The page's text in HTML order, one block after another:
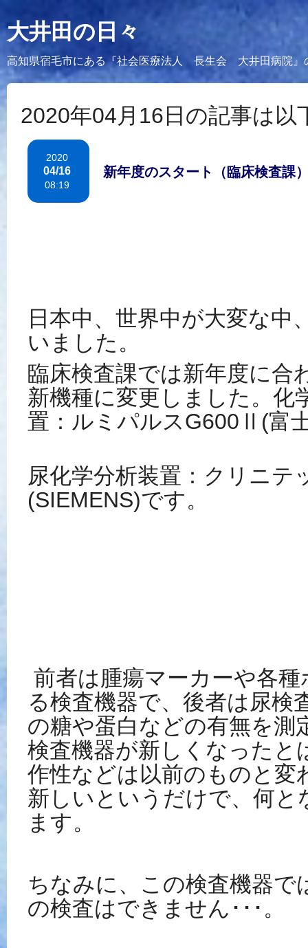
大井田の日々
高知県宿毛市にある『社会医療法人 長生会 大井田病院』
2020年04月16日の記事は以
新年度のスタート（臨床検査課
2020
04/16
08:19
日本中、世界中が大変な中
いました。
臨床検査課では新年度に合
新機種に変更しました。化
置：ルミパルスG600Ⅱ(富
尿化学分析装置：クリニテ
(SIEMENS)です。
前者は腫瘍マーカーや各
る検査機器で、後者は尿検
の糖や蛋白などの有無を測
検査機器が新しくなったと
作性などは以前のものと変
新しいというだけで、何
ます。
ちなみに、この検査機器で
の検査はできません･･･。